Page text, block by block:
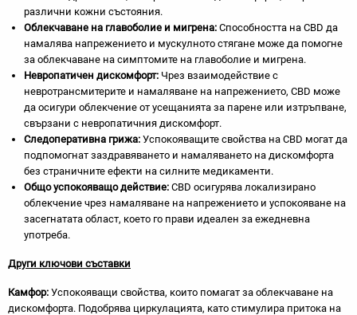
различни кожни състояния.
Облекчаване на главоболие и мигрена: Способността на CBD да
намалява напрежението и мускулното стягане може да помогне
за облекчаване на симптомите на главоболие и мигрена.
Невропатичен дискомфорт: Чрез взаимодействие с
невротрансмитерите и намаляване на напрежението, CBD може
да осигури облекчение от усещанията за парене или изтръпване,
свързани с невропатичния дискомфорт.
Следоперативна грижа: Успокояващите свойства на CBD могат да
подпомогнат заздравяването и намаляването на дискомфорта
без страничните ефекти на силните медикаменти.
Общо успокояващо действие: CBD осигурява локализирано
облекчение чрез намаляване на напрежението и успокояване на
засегнатата област, което го прави идеален за ежедневна
употреба.
Други ключови съставки
Камфор: Успокояващи свойства, които помагат за облекчаване на
дискомфорта. Подобрява циркулацията, като стимулира притока на